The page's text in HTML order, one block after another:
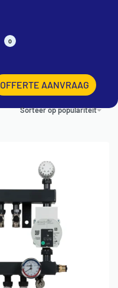
0
OFFERTE AANVRAAG
Sorteer op populariteit